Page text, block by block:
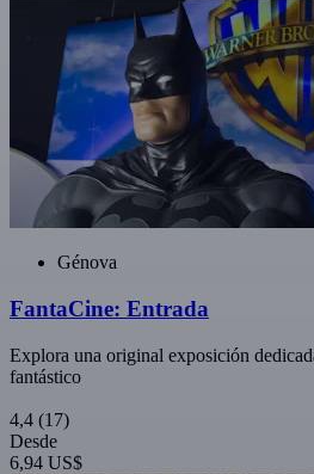
Génova
FantaCine: Entrada
Explora una original exposición
fantástico
4,4 (17)
Desde
6,94 US$